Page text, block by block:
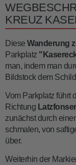
KREUZ
Diese Wanderung
Parkplatz
man, indem man
Bildstock dem Schild
Vom Parkplatz führt
Richtung
zunächst durch
schmalen, von
über.
Weiterhin der